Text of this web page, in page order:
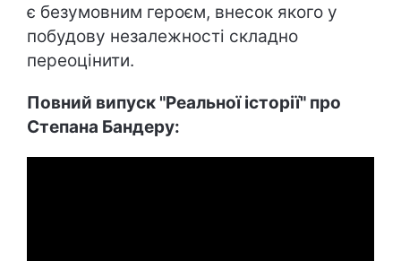
є безумовним героєм, внесок якого у
побудову незалежності складно
переоцінити.
Повний випуск "Реальної історії" про
Степана Бандеру: